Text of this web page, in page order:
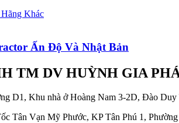
Khác
Ấn Độ Và Nhật Bản
TM DV HUỲNH GIA
D1, Khu nhà ở Hoàng Nam 3-2D, Đào
Tân Vạn Mỹ Phước, KP Tân Phú 1,